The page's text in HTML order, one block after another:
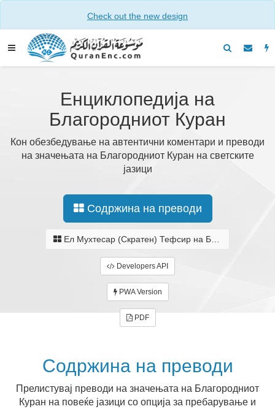
Check out the new design
Енциклопедија на
Благородниот Куран
Кон обезбедување на автентични коментари и преводи
на значењата на Благородниот Куран на светските
јазици
Содржина на преводи
Ел Мухтесар (Скратен) Тефсир на Благородниот Куран
Developers API
PWA Version
PDF
Содржина на преводи
Прелистувај преводи на значењата на Благородниот
Куран на повеќе јазици со опција за пребарување и